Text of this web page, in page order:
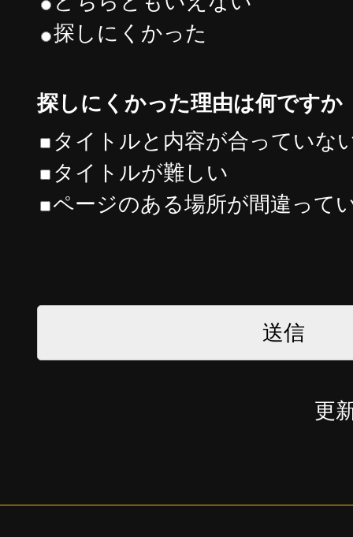
探しにくかった
探しにくかった理由は何ですか
タイトルと内容が合っていな
タイトルが難しい
ページのある場所が間違って
更